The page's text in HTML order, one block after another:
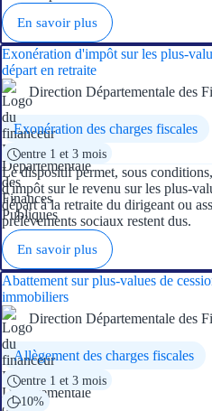
En savoir plus
Exonération d'impôt sur les plus-
départ en retraite
Direction Départementale des
Exonération des charges fiscales
entre 1 et 3 mois
Le dispositif permet, sous
d'impôt sur le revenu sur les plus-
départ à la retraite du dirigeant ou
prélèvements sociaux restent dus.
En savoir plus
Abattement sur plus-values de
immobiliers
Direction Départementale des
Allègement des charges fiscales
entre 1 et 3 mois
10%